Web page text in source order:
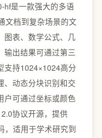
hf是一款强大的多语
文档到复杂场景的文
图表、数学公式、几
输出结果可通过第三
支持1024×1024高分
、动态分块识别和交
户可通过坐标或颜色
协议开源，提供
，适用于学术研究到